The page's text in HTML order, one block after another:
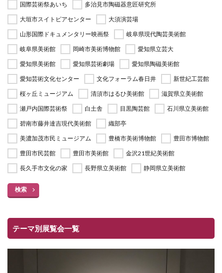
国際芸術祭あいち
多治見市陶磁器意匠研究所
大垣市スイトピアセンター
大須演芸場
山形国際ドキュメンタリー映画祭
岐阜県現代陶芸美術館
岐阜県美術館
岡崎市美術博物館
愛知県立芸大
愛知県美術館
愛知県芸術劇場
愛知県陶磁美術館
愛知芸術文化センター
文化フォーラム春日井
新世紀工芸館
桜ヶ丘ミュージアム
清須市はるひ美術館
滋賀県立美術館
瀬戸内国際芸術祭
白土舎 目黒陶芸館
石川県立美術館
碧南市藤井達吉現代美術館
織部亭
美濃加茂市民ミュージアム
豊橋市美術博物館
豊田市博物館
豊田市民芸館
豊田市美術館
金沢21世紀美術館
長久手市文化の家
長野県立美術館 静岡県立美術館
検索
テーマ別展覧会一覧